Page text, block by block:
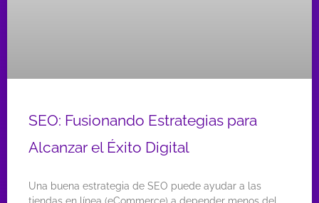
SEO: Fusionando Estrategias para
Alcanzar el Éxito Digital
Una buena estrategia de SEO puede ayudar a las